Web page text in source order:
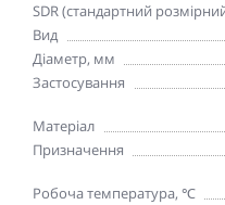
SDR (стандартний
Вид
Діаметр, мм
Застосування
Матеріал
Призначення
Робоча температура, ℃